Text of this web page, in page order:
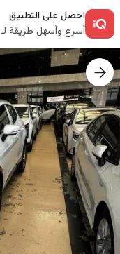
احصل على التطبيق
أسرع وأسهل طريقة لـ iQ Cars